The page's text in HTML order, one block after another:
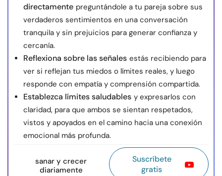
directamente preguntándole a tu pareja sobre sus
verdaderos sentimientos en una conversación
tranquila y sin prejuicios para generar confianza y
cercanía.
Reflexiona sobre las señales estás recibiendo para
ver si reflejan tus miedos o límites reales, y luego
responde con empatía y comprensión compartida.
Establezca límites saludables y expresarlos con
claridad, para que ambos se sientan respetados,
vistos y apoyados en el camino hacia una conexión
emocional más profunda.
sanar y crecer
diariamente
Suscríbete
gratis